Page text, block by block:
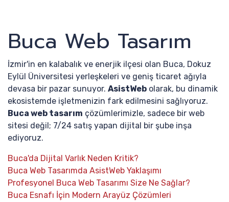
Buca Web Tasarım
İzmir'in en kalabalık ve enerjik ilçesi olan Buca, Dokuz
Eylül Üniversitesi yerleşkeleri ve geniş ticaret ağıyla
devasa bir pazar sunuyor. AsistWeb olarak, bu dinamik
ekosistemde işletmenizin fark edilmesini sağlıyoruz.
Buca web tasarım çözümlerimizle, sadece bir web
sitesi değil; 7/24 satış yapan dijital bir şube inşa
ediyoruz.
Buca'da Dijital Varlık Neden Kritik?
Buca Web Tasarımda AsistWeb Yaklaşımı
Profesyonel Buca Web Tasarımı Size Ne Sağlar?
Buca Esnafı İçin Modern Arayüz Çözümleri